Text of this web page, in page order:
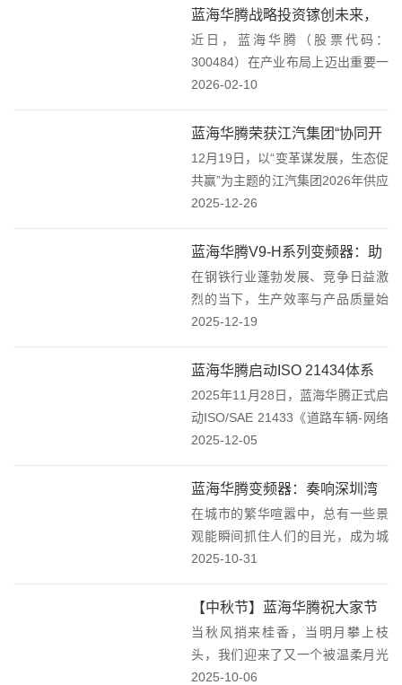
文先生以及其他两名非关联方共同
向万仞智慧智能科技（北京）有限
公司（以下简称...
蓝海华腾战略投资镓创未来，
携手共拓第四代半导体新征
程！
近日，蓝海华腾（股票代码：
300484）在产业布局上迈出重要一
步，正式完成对第四代半导体新锐
投资不仅为镓创未来注入了新的发
展动力，也标志着蓝海华腾在第四
代半导体领域的探...
2026-02-10
蓝海华腾荣获江汽集团“协同开
发奖”，共绘汽车产业新蓝图！
12月19日，以“变革谋发展，生态促
共赢”为主题的江汽集团2026年供应
链合作伙伴大会在合肥盛大召开。
链伙伴，受邀出席了此次盛会，并
在会上荣获“协同开发奖”这一殊
荣！蓝海...
2025-12-26
蓝海华腾V9-H系列变频器：助
力钢厂1250冷弯机组生产线“焕
新升级”！
在钢铁行业蓬勃发展、竞争日益激
烈的当下，生产效率与产品质量始
终是企业竞争的核心要素。今天，
H系列变频器在钢厂1250冷弯机组
生产线轧辊改造中的精彩案例，看
它如何助力生...
2025-12-19
蓝海华腾启动ISO 21434体系
建设：以稳健步伐筑牢产品网
络安全基石！
2025年11月28日，蓝海华腾正式启
动ISO/SAE 21433《道路车辆-网络
安全工程》标准体系建设工作。这
新”，而是基于对汽车智能化趋势的
长期观察与审慎判断，旨在通过...
2025-12-05
蓝海华腾变频器：奏响深圳湾
万象城音乐喷泉的“水之交响
乐”！
在城市的繁华喧嚣中，总有一些景
观能瞬间抓住人们的目光，成为城
市独特的名片。深圳湾万象城音乐
在。我们的合作伙伴一直与蓝海华
腾保持着紧密且良好的合作关系，
在承接深圳湾万象城音乐...
2025-10-31
【中秋节】蓝海华腾祝大家节
日快乐！
当秋风捎来桂香，当明月攀上枝
头，我们迎来了又一个被温柔月光
包裹的中秋。这个镌刻在华夏血脉
2025-10-06